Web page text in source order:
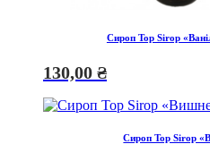
Сироп Top Sirop
130,00 ₴
Сироп Top Sirop